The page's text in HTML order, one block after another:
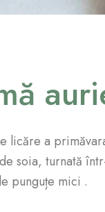
licăre a
soia, turnată
punguțe mici .